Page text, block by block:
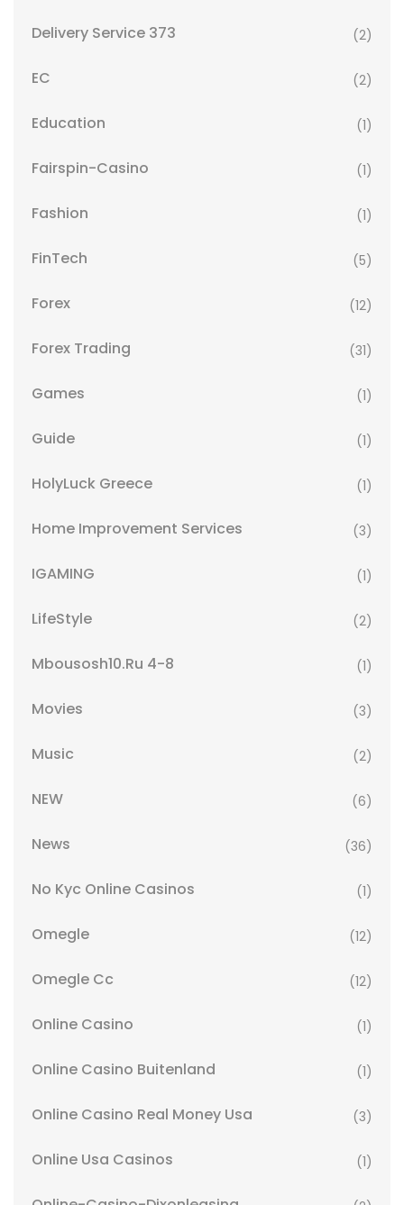
Delivery Service 373 (2)
EC (2)
Education (1)
Fairspin-Casino (1)
Fashion (1)
FinTech (5)
Forex (12)
Forex Trading (31)
Games (1)
Guide (1)
HolyLuck Greece (1)
Home Improvement Services (3)
IGAMING (1)
LifeStyle (2)
Mbousosh10.ru 4-8 (1)
Movies (3)
Music (2)
NEW (6)
News (36)
No Kyc Online Casinos (1)
Omegle (12)
Omegle Cc (12)
Online Casino (1)
Online Casino Buitenland (1)
Online Casino Real Money Usa (3)
Online Usa Casinos (1)